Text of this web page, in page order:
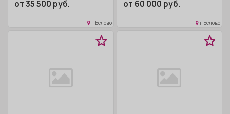
проверка...
от 35 500 руб.
г Белово
Расследование уголовных
от 60 000 руб.
г Белово